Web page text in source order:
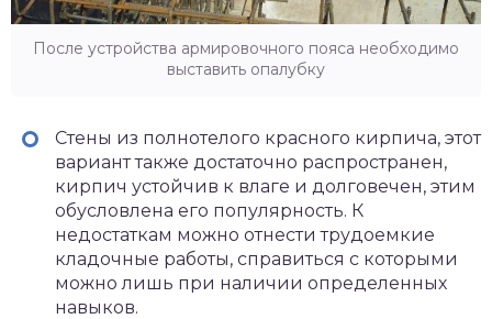
После устройства армировочного пояса необходимо
выставить опалубку
Стены из полнотелого красного кирпича, этот
вариант также достаточно распространен,
кирпич устойчив к влаге и долговечен, этим
обусловлена его популярность. К
недостаткам можно отнести трудоемкие
кладочные работы, справиться с которыми
можно лишь при наличии определенных
навыков.